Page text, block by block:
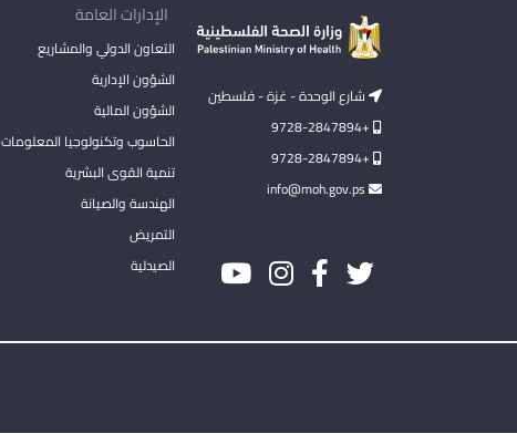
شارع الوحدة - غزة - فلسطين
+9728-2847894
+9728-2847894
الإدارات العامة
التعاون الدولي والمشاريع
الشؤون الإدارية
الشؤون المالية
الحاسوب وتكنولوجيا المعلومات
تنمية القوى البشرية
الهندسة والصيانة
التمريض
الصيدلية